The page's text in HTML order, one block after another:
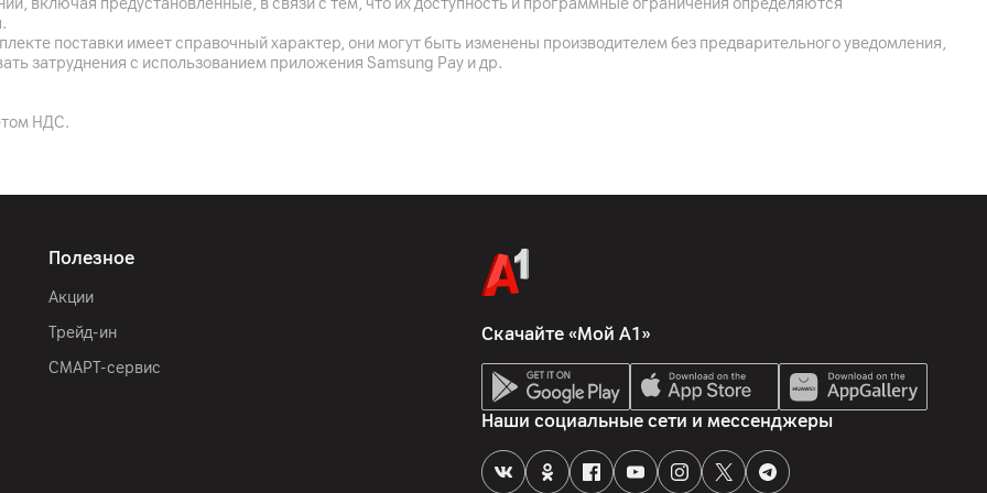
Клавиатура Magic Keyboard; трекпад Force Touch для управления курсором,
включая предустановленные, в связи с тем, что их доступность и программные ограничения определяются
поставки имеет справочный характер, они могут быть изменены производителем без предварительного уведомления,
затруднения с использованием приложения Samsung Pay и др.
НДС.
Полезное
Акции
Трейд-ин
СМАРТ-сервис
Скачайте «Мой А1»
Наши социальные сети и мессенджеры